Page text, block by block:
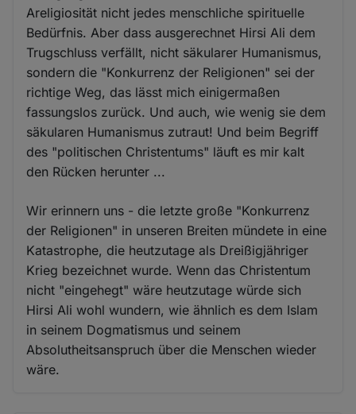
Areligiosität nicht jedes menschliche spirituelle
Bedürfnis. Aber dass ausgerechnet Hirsi Ali dem
Trugschluss verfällt, nicht säkularer Humanismus,
sondern die "Konkurrenz der Religionen" sei der
richtige Weg, das lässt mich einigermaßen
fassungslos zurück. Und auch, wie wenig sie dem
säkularen Humanismus zutraut! Und beim Begriff
des "politischen Christentums" läuft es mir kalt
den Rücken herunter ...
Wir erinnern uns - die letzte große "Konkurrenz
der Religionen" in unseren Breiten mündete in eine
Katastrophe, die heutzutage als Dreißigjähriger
Krieg bezeichnet wurde. Wenn das Christentum
nicht "eingehegt" wäre heutzutage würde sich
Hirsi Ali wohl wundern, wie ähnlich es dem Islam
in seinem Dogmatismus und seinem
Absolutheitsanspruch über die Menschen wieder
wäre.